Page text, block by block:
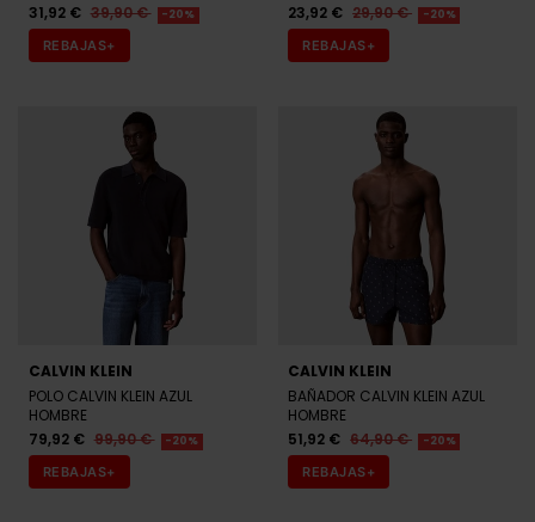
31,92 € 39,90 € -20%
REBAJAS+
23,92 € 29,90 € -20%
REBAJAS+
CALVIN KLEIN
POLO CALVIN KLEIN AZUL
HOMBRE
79,92 € 99,90 € -20%
REBAJAS+
CALVIN KLEIN
BAÑADOR CALVIN KLEIN AZUL
HOMBRE
51,92 € 64,90 € -20%
REBAJAS+